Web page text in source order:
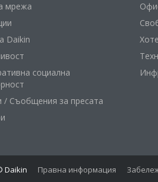
мрежа
Daikin
социална
/ Съобщения за пресата
Daikin Правна информация